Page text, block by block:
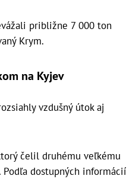
približne 7 000 ton
Krym.
na Kyjev
vzdušný útok aj
čelil druhému veľkému
dostupných informácií